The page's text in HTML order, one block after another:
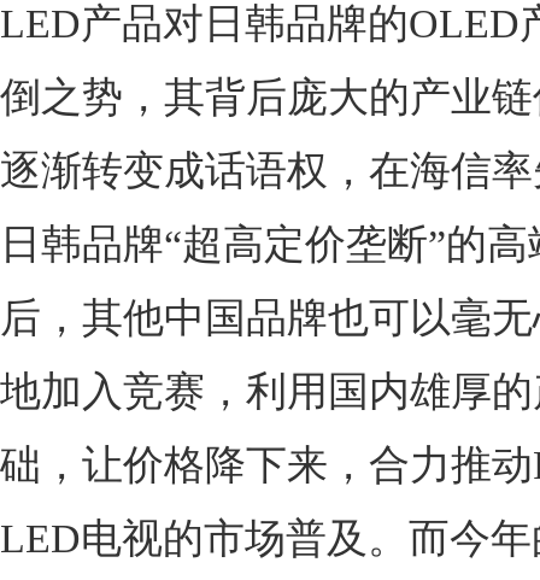
LED产品对日韩品牌的OLED
倒之势，其背后庞大的产业
逐渐转变成话语权，在海信
日韩品牌“超高定价垄断”的
后，其他中国品牌也可以毫
地加入竞赛，利用国内雄厚
础，让价格降下来，合力推
LED电视的市场普及。而今